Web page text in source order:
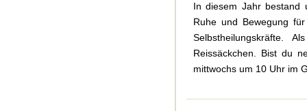
In diesem Jahr bestand
Ruhe und Bewegung
Selbstheilungskräfte.
Reissäckchen. Bist du
mittwochs um 10 Uhr im